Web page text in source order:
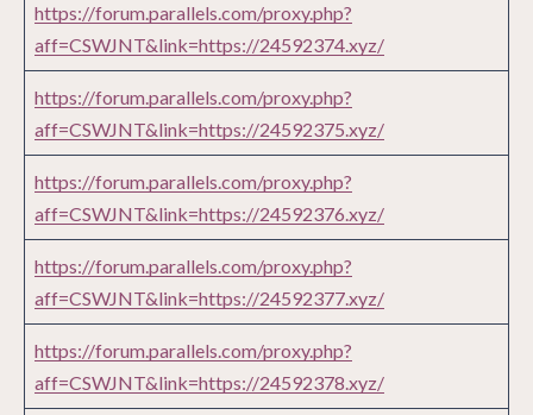
https://forum.parallels.com/proxy.php?
aff=CSWJNT&link=https://24592374.xyz/
https://forum.parallels.com/proxy.php?
aff=CSWJNT&link=https://24592375.xyz/
https://forum.parallels.com/proxy.php?
aff=CSWJNT&link=https://24592376.xyz/
https://forum.parallels.com/proxy.php?
aff=CSWJNT&link=https://24592377.xyz/
https://forum.parallels.com/proxy.php?
aff=CSWJNT&link=https://24592378.xyz/